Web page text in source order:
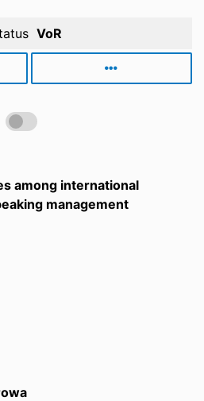
VoR
among international
management